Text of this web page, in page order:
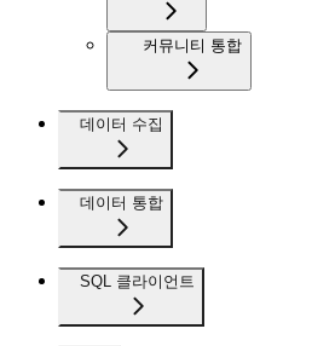
커뮤니티 통합
데이터 수집
데이터 통합
SQL 클라이언트